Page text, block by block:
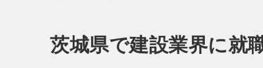
茨城県で建設業界に就